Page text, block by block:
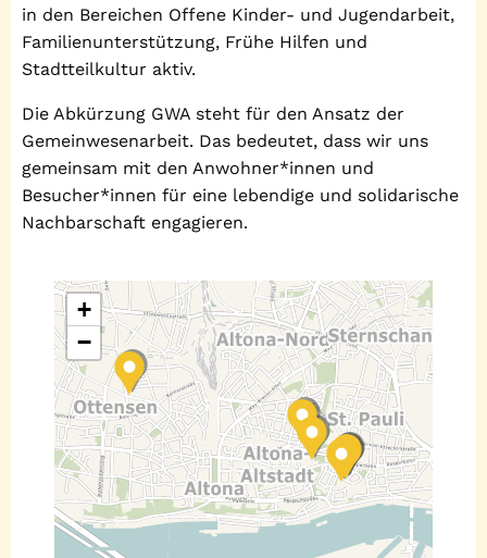
in den Bereichen Offene Kinder- und Jugendarbeit,
Familienunterstützung, Frühe Hilfen und
Stadtteilkultur aktiv.
Die Abkürzung GWA steht für den Ansatz der
Gemeinwesenarbeit. Das bedeutet, dass wir uns
gemeinsam mit den Anwohner*innen und
Besucher*innen für eine lebendige und solidarische
Nachbarschaft engagieren.
+
−